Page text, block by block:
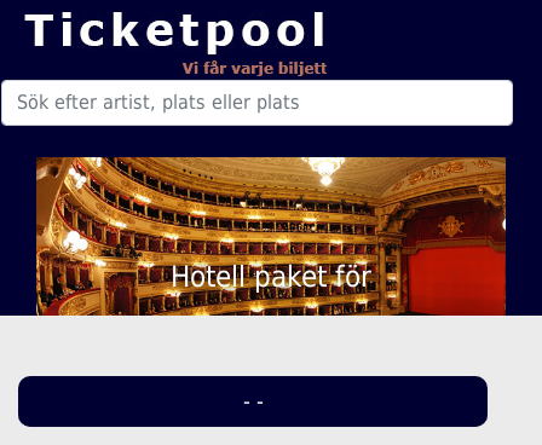
Hotell paket för
- -